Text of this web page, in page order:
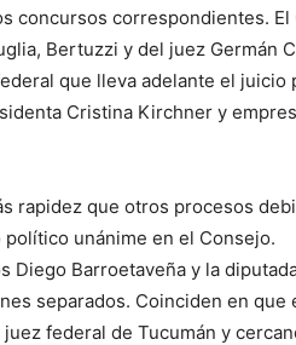
concursos correspondientes. El
Bertuzzi y del juez Germán
que lleva adelante el juicio
Cristina Kirchner y
rapidez que otros procesos
unánime en el Consejo.
Diego Barroetaveña y la
separados. Coinciden en que
federal de Tucumán y